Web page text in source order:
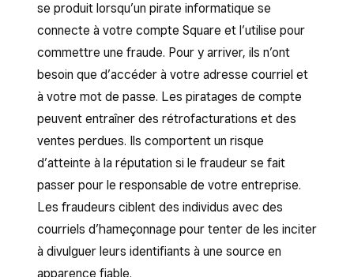
se produit lorsqu’un pirate informatique se
connecte à votre compte Square et l’utilise pour
commettre une fraude. Pour y arriver, ils n’ont
besoin que d’accéder à votre adresse courriel et
à votre mot de passe. Les piratages de compte
peuvent entraîner des rétrofacturations et des
ventes perdues. Ils comportent un risque
d’atteinte à la réputation si le fraudeur se fait
passer pour le responsable de votre entreprise.
Les fraudeurs ciblent des individus avec des
courriels d’hameçonnage pour tenter de les inciter
à divulguer leurs identifiants à une source en
apparence fiable.